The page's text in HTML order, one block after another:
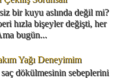
bir kuyu aslında değil mi?
hızla bişeyler değişti, her
bugün...
Yağı Deneyimim
dökülmesinin sebeplerini